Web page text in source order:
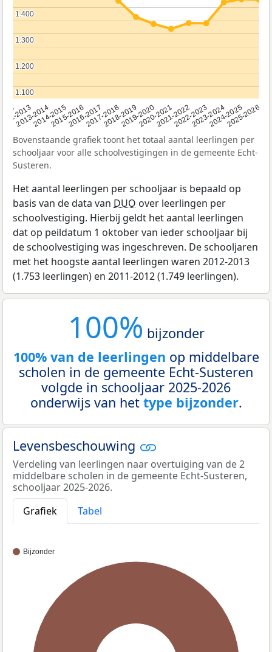
2013
2013-20142014-20152015-20162016-20172017-20182018-20192019-20202020-20212021-20222022-20232023-20242024-2025
2025-2026
1.100
1.100
1.200
1.200
1.300
1.300
1.400
1.400
Bovenstaande grafiek toont het totaal aantal leerlingen per
schooljaar voor alle schoolvestigingen in de gemeente Echt-
Susteren.
Het aantal leerlingen per schooljaar is bepaald op
basis van de data van DUO over leerlingen per
schoolvestiging. Hierbij geldt het aantal leerlingen
dat op peildatum 1 oktober van ieder schooljaar bij
de schoolvestiging was ingeschreven. De schooljaren
met het hoogste aantal leerlingen waren 2012-2013
(1.753 leerlingen) en 2011-2012 (1.749 leerlingen).
100% bijzonder
100% van de leerlingen op middelbare
scholen in de gemeente Echt-Susteren
volgde in schooljaar 2025-2026
onderwijs van het type bijzonder.
Levensbeschouwing
Verdeling van leerlingen naar overtuiging van de 2
middelbare scholen in de gemeente Echt-Susteren,
schooljaar 2025-2026.
Grafiek
Tabel
Bijzonder